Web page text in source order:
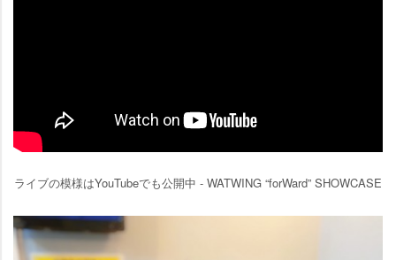
ライブの模様はYouTubeでも公開中 - WATWING “forWard” SHOWCASE